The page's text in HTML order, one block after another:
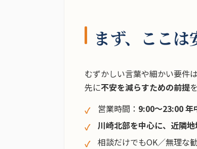
まず、ここ
むずかしい言葉や細かい要件
先に不安を減らすための前提
営業時間： 9:00〜23:00 年
川崎北部を中心に、近隣
相談だけでもOK／無理な